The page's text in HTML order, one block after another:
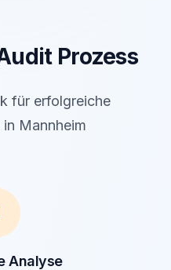
Prozess
für erfolgreiche
Mannheim
Analyse